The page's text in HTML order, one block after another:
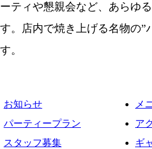
ーティや懇親会など、あらゆ
す。 店内で焼き上げる名物の
す。
お知らせ
メ
パーティープラン
ア
スタッフ募集
ギ